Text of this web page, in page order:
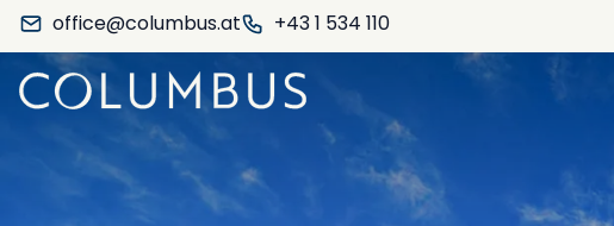
office@columbus.at +43 1 534 110